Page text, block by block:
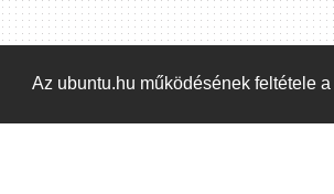
Az ubuntu.hu működésének feltétele